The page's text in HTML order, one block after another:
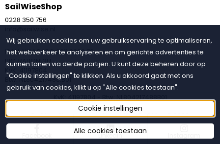
SailWiseShop
0228 350 756
IBAN: NL14 RABO 0311 3093 72
BIC: RABONL2U
KvK: 41197804
Btw: NL804217488.B01
KvK: 41197804 - Btw: NL804217488B01
SailWiseShop is de webshop van SailWise © 2026
Linkedin
Wij gebruiken cookies om uw gebruikservaring te optimaliseren,
het webverkeer te analyseren en om gerichte advertenties te
kunnen tonen via derde partijen. U kunt deze beheren door op
"Cookie instellingen" te klikken. Als u akkoord gaat met ons
gebruik van cookies, klikt u op "Alle cookies toestaan".
Cookie instellingen
Alle cookies toestaan